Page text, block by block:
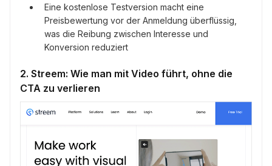
Eine kostenlose Testversion macht eine
Preisbewertung vor der Anmeldung überflüssig,
was die Reibung zwischen Interesse und
Konversion reduziert
2. Streem: Wie man mit Video führt, ohne die
CTA zu verlieren